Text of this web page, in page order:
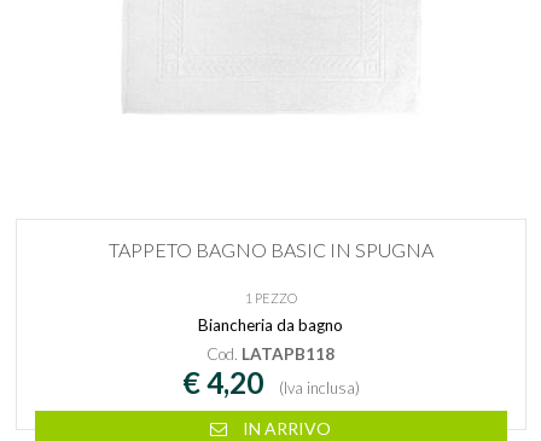
TAPPETO BAGNO BASIC IN SPUGNA
1 PEZZO
Biancheria da bagno
Cod. LATAPB118
€ 4,20 (Iva inclusa)
IN ARRIVO